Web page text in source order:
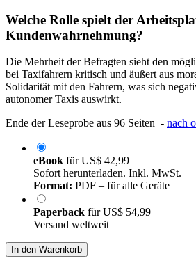
Welche Rolle spielt der
Kundenwahrnehmung?
Die Mehrheit der Befragten sieht den
bei Taxifahrern kritisch und äußert aus
Solidarität mit den Fahrern, was sich
autonomer Taxis auswirkt.
Ende der Leseprobe aus 96 Seiten - nach
eBook fürUS$ 42,99
Sofort herunterladen. Inkl. MwSt.
Format: PDF – für alle Geräte
Paperback fürUS$ 54,99
Versand weltweit
In den Warenkorb